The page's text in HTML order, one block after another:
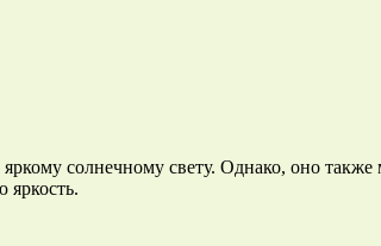
солнечному свету. Однако, оно
яркость.